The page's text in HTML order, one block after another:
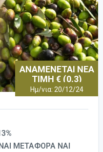
ΑΝΑΜΕΝΕΤΑΙ ΝΕΑ
ΤΙΜΗ € (0.3)
Ημ/νια: 20/12/24
ΜΕΤΑΦΟΡΑ ΝΑΙ